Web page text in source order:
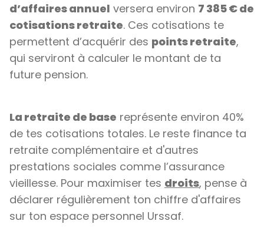
d’affaires annuel versera environ 7 385 € de
cotisations retraite. Ces cotisations te
permettent d’acquérir des points retraite,
qui serviront à calculer le montant de ta
future pension.
La retraite de base représente environ 40%
de tes cotisations totales. Le reste finance ta
retraite complémentaire et d'autres
prestations sociales comme l’assurance
vieillesse. Pour maximiser tes droits, pense à
déclarer régulièrement ton chiffre d'affaires
sur ton espace personnel Urssaf.